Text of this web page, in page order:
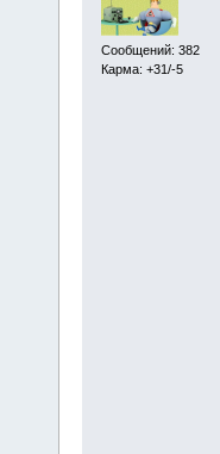
Сообщений: 382
Карма: +31/-5